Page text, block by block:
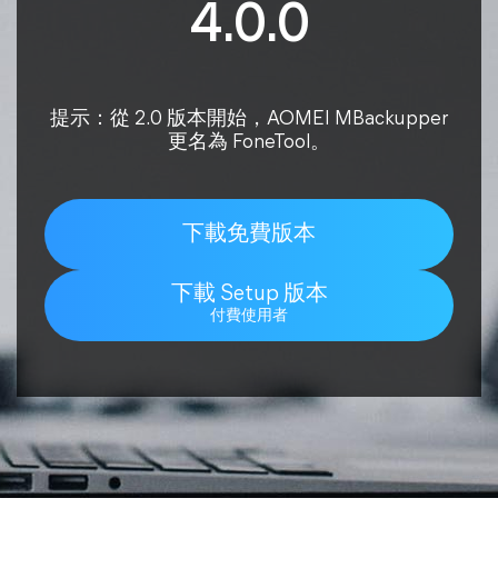
4.0.0
提示：從 2.0 版本開始，AOMEI MBackupper
更名為 FoneTool。
下載免費版本
下載 Setup 版本
付費使用者